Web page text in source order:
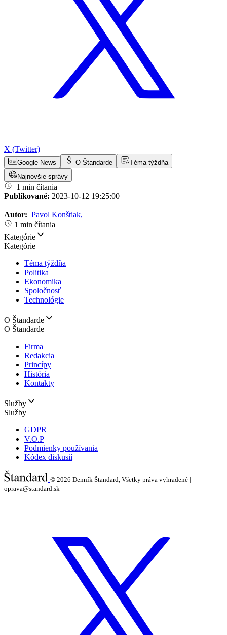
X (Twitter)
Google News O Štandarde
Téma týždňa
Najnovšie správy
1 min čítania
Publikované: 2023-10-12 19:25:00
|
Autor: Pavol Konštiak,
1 min čítania
Kategórie
Kategórie
Téma týždňa
Politika
Ekonomika
Spoločnosť
Technológie
O Štandarde
O Štandarde
Firma
Redakcia
Princípy
História
Kontakty
Služby
Služby
GDPR
V.O.P
Podmienky používania
Kódex diskusií
© 2026 Denník Štandard, Všetky práva vyhradené |
oprava@standard.sk